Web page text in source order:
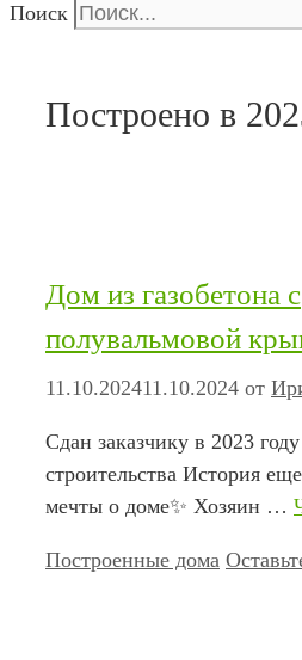
Поиск
Построено в
Дом из газобетона с
полувальмовой
11.10.202411.10.2024 от
Сдан заказчику в 2023
строительства История
мечты о доме✨ Хозяин …
Рубрики
Построенные дома